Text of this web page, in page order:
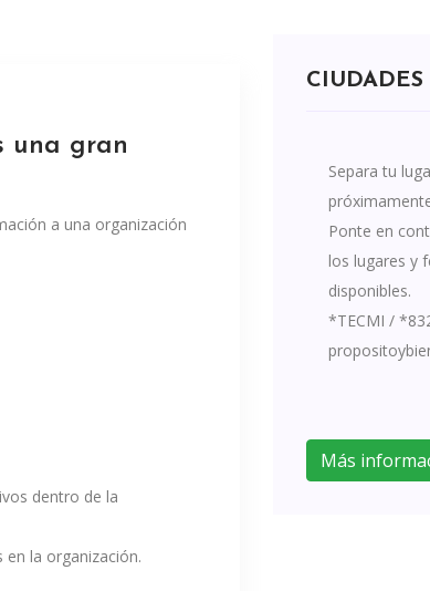
una gran
a una organización
dentro de la
la organización.
Separa tu
Ponte en
los lugares y
disponibles.
*TECMI /
Más